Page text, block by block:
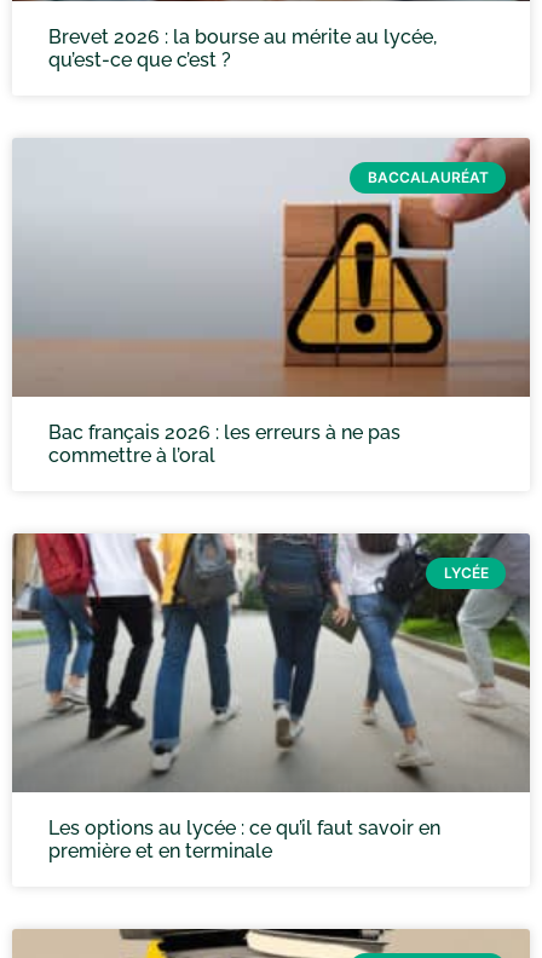
Brevet 2026 : la bourse au mérite au lycée,
qu’est-ce que c’est ?
BACCALAURÉAT
Bac français 2026 : les erreurs à ne pas
commettre à l’oral
LYCÉE
Les options au lycée : ce qu’il faut savoir en
première et en terminale